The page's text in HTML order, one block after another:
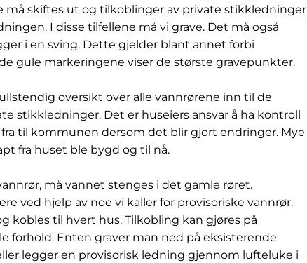
må skiftes ut og tilkoblinger av private stikkledninger
I disse tilfellene må vi grave. Det må også
i en sving. Dette gjelder blant annet forbi
gule markeringene viser de største gravepunkter.
oversikt over alle vannrørene inn til de
stikkledninger. Det er huseiers ansvar å ha kontroll
til kommunen dersom det blir gjort endringer. Mye
fra huset ble bygd og til nå.
må vannet stenges i det gamle røret.
ved hjelp av noe vi kaller for provisoriske vannrør.
kobles til hvert hus. Tilkobling kan gjøres på
forhold. Enten graver man ned på eksisterende
legger en provisorisk ledning gjennom lufteluke i